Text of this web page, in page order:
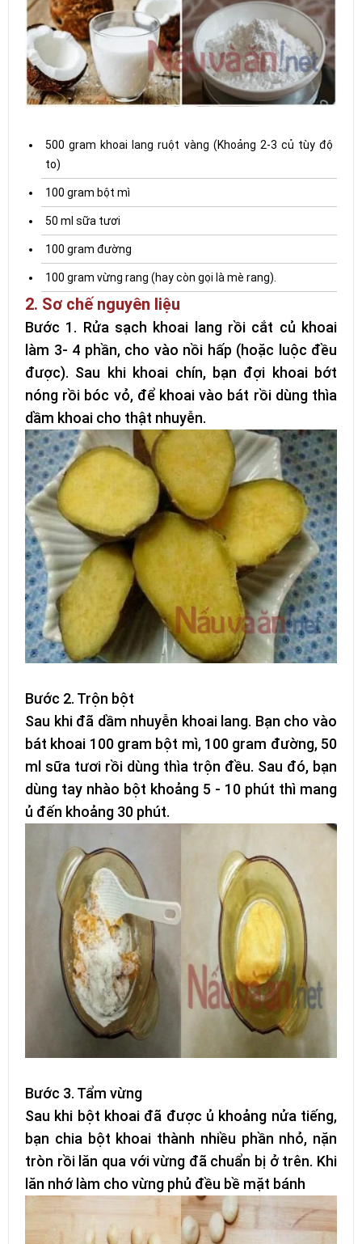
500 gram khoai lang ruột vàng (Khoảng 2-3 củ tùy độ
to)
100 gram bột mì
50 ml sữa tươi
100 gram đường
100 gram vừng rang (hay còn gọi là mè rang).
2. Sơ chế nguyên liệu
Bước 1. Rửa sạch khoai lang rồi cắt củ khoai
làm 3- 4 phần, cho vào nồi hấp (hoặc luộc đều
được). Sau khi khoai chín, bạn đợi khoai bớt
nóng rồi bóc vỏ, để khoai vào bát rồi dùng thìa
dầm khoai cho thật nhuyễn.
Bước 2. Trộn bột
Sau khi đã dầm nhuyễn khoai lang. Bạn cho vào
bát khoai 100 gram bột mì, 100 gram đường, 50
ml sữa tươi rồi dùng thìa trộn đều. Sau đó, bạn
dùng tay nhào bột khoảng 5 - 10 phút thì mang
ủ đến khoảng 30 phút.
Bước 3. Tẩm vừng
Sau khi bột khoai đã được ủ khoảng nửa tiếng,
bạn chia bột khoai thành nhiều phần nhỏ, nặn
tròn rồi lăn qua với vừng đã chuẩn bị ở trên. Khi
lăn nhớ làm cho vừng phủ đều bề mặt bánh